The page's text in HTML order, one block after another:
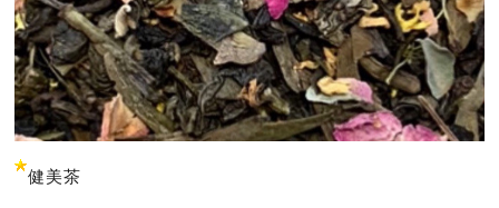
健美茶